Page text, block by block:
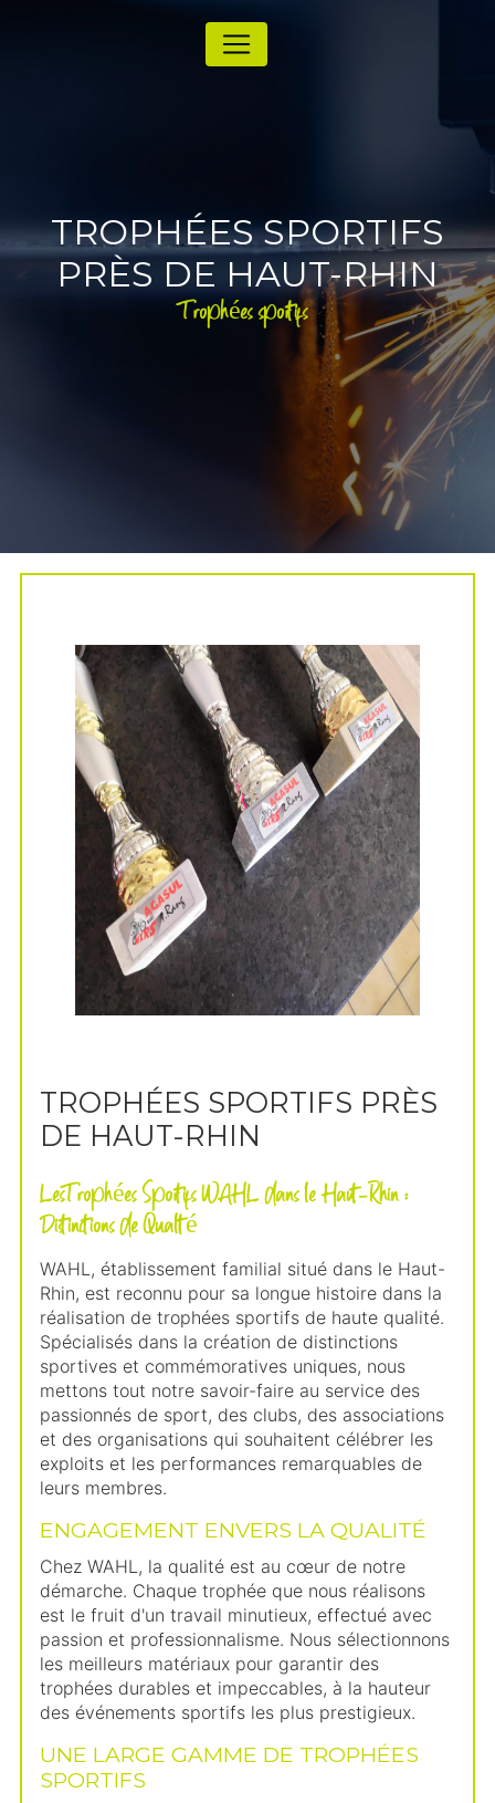
TROPHÉES SPORTIFS
PRÈS DE HAUT-RHIN
Trophées sportifs
TROPHÉES SPORTIFS PRÈS
DE HAUT-RHIN
Les Trophées Sportifs WAHL dans le Haut-Rhin :
Distinctions de Qualité
WAHL, établissement familial situé dans le Haut-
Rhin, est reconnu pour sa longue histoire dans la
réalisation de trophées sportifs de haute qualité.
Spécialisés dans la création de distinctions
sportives et commémoratives uniques, nous
mettons tout notre savoir-faire au service des
passionnés de sport, des clubs, des associations
et des organisations qui souhaitent célébrer les
exploits et les performances remarquables de
leurs membres.
ENGAGEMENT ENVERS LA QUALITÉ
Chez WAHL, la qualité est au cœur de notre
démarche. Chaque trophée que nous réalisons
est le fruit d'un travail minutieux, effectué avec
passion et professionnalisme. Nous sélectionnons
les meilleurs matériaux pour garantir des
trophées durables et impeccables, à la hauteur
des événements sportifs les plus prestigieux.
UNE LARGE GAMME DE TROPHÉES
SPORTIFS